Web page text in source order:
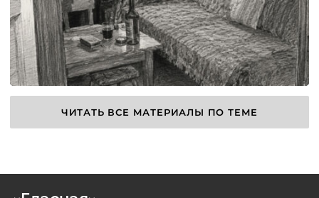
ЧИТАТЬ ВСЕ МАТЕРИАЛЫ ПО ТЕМЕ